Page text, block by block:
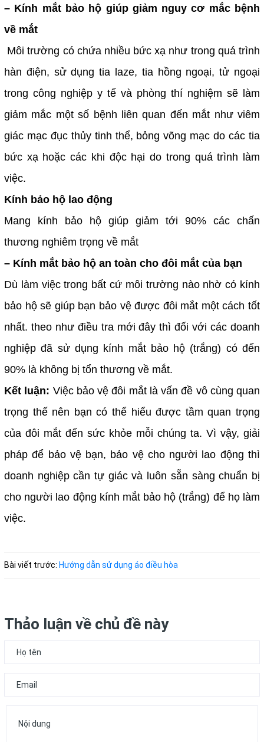
– Kính mắt bảo hộ giúp giảm nguy cơ mắc bệnh
về mắt
Môi trường có chứa nhiều bức xạ như trong quá trình
hàn điện, sử dụng tia laze, tia hồng ngoại, tử ngoại
trong công nghiệp y tế và phòng thí nghiệm sẽ làm
giảm mắc một số bệnh liên quan đến mắt như viêm
giác mạc đục thủy tinh thể, bỏng võng mạc do các tia
bức xạ hoặc các khi độc hại do trong quá trình làm
việc.
Kính bảo hộ lao động
Mang kính bảo hộ giúp giảm tới 90% các chấn
thương nghiêm trọng về mắt
– Kính mắt bảo hộ an toàn cho đôi mắt của bạn
Dù làm việc trong bất cứ môi trường nào nhờ có kính
bảo hộ sẽ giúp bạn bảo vệ được đôi mắt một cách tốt
nhất. theo như điều tra mới đây thì đối với các doanh
nghiệp đã sử dụng kính mắt bảo hộ (trắng) có đến
90% là không bị tổn thương về mắt.
Kết luận: Việc bảo vệ đôi mắt là vấn đề vô cùng quan
trọng thế nên bạn có thể hiểu được tầm quan trọng
của đôi mắt đến sức khỏe mỗi chúng ta. Vì vậy, giải
pháp để bảo vệ bạn, bảo vệ cho người lao động thì
doanh nghiệp cần tự giác và luôn sẵn sàng chuẩn bị
cho người lao động kính mắt bảo hộ (trắng) để họ làm
việc.
Bài viết trước: Hướng dẫn sử dụng áo điều hòa
Thảo luận về chủ đề này